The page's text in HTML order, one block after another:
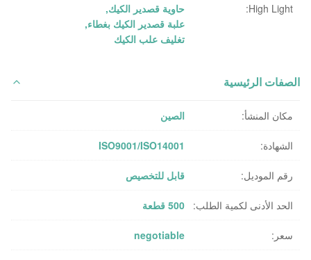
High Light: حاوية قصدير الكيك,
علبة قصدير الكيك بغطاء,
تغليف علب الكيك
الصفات الرئيسية
مكان المنشأ: الصين
الشهادة: ISO9001/ISO14001
رقم الموديل: قابل للتخصيص
الحد الأدنى لكمية الطلب: 500 قطعة
سعر: negotiable